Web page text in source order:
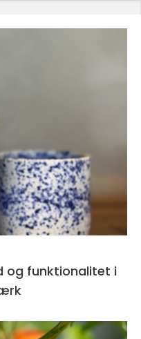
og funktionalitet i